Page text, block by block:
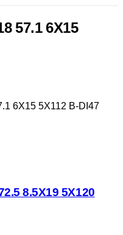
57.1 6X15
6X15 5X112 B-DI47
8.5X19 5X120